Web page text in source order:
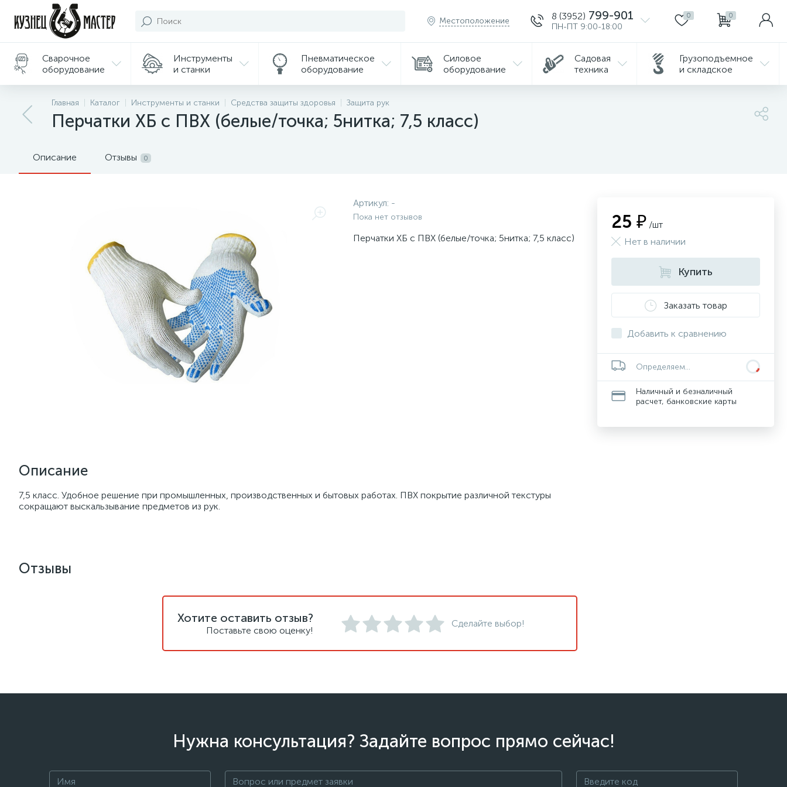
Местоположение 8 (3952) 799-901
ПН-ПТ 9:00-18:00
0 0
Сварочное
оборудование
Инструменты
и станки
Пневматическое
оборудование
Силовое
оборудование
Садовая
техника
Грузоподъемное
и складское
Подарки/
Сувениры
Главная Каталог Инструменты и станки Средства защиты здоровья Защита рук
Перчатки ХБ с ПВХ (белые/точка; 5нитка; 7,5 класс)
Описание Отзывы 0
Артикул: -
Пока нет отзывов
Перчатки ХБ с ПВХ (белые/точка; 5нитка; 7,5 класс)
Описание
7,5 класс. Удобное решение при промышленных, производственных и бытовых работах. ПВХ покрытие различной текстуры
сокращают выскальзывание предметов из рук.
25 ₽ /шт
Нет в наличии
Купить
Заказать товар
Добавить к сравнению
Определяем...
Наличный и безналичный
расчет, банковские карты
Отзывы
Хотите оставить отзыв?
Поставьте свою оценку!
Сделайте выбор!
Нужна консультация? Задайте вопрос прямо сейчас!